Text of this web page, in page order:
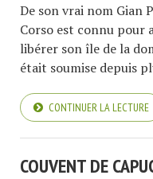
De son vrai nom Gian
Corso est connu pour
libérer son île de la
était soumise depuis
CONTINUER LA LECTURE
COUVENT DE